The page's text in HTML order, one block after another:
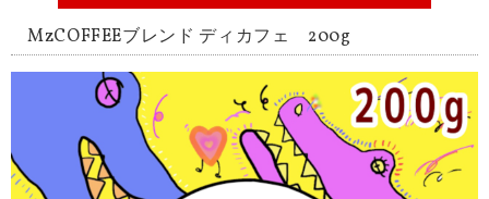
MzCOFFEEブレンド ディカフェ 200g